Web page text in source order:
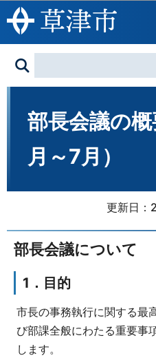
このページ
部長会議の
月～7月）
更新日：
部長会議について
1．目的
市長の事務執行に関する最
び部課全般にわたる重要事
します。